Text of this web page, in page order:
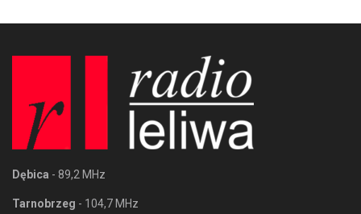
Dębica - 89,2 MHz
Tarnobrzeg - 104,7 MHz